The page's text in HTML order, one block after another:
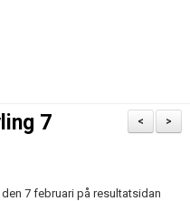
>
<
7
7 februari på resultatsidan